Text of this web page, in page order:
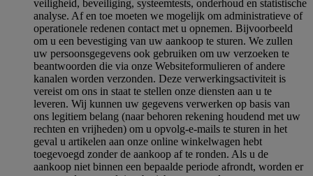
veiligheid, beveiliging, systeemtests, onderhoud en statistische
analyse. Af en toe moeten we mogelijk om administratieve of
operationele redenen contact met u opnemen. Bijvoorbeeld
om u een bevestiging van uw aankoop te sturen. We zullen
uw persoonsgegevens ook gebruiken om uw verzoeken te
beantwoorden die via onze Websiteformulieren of andere
kanalen worden verzonden. Deze verwerkingsactiviteit is
vereist om ons in staat te stellen onze diensten aan u te
leveren. Wij kunnen uw gegevens verwerken op basis van
ons legitiem belang (naar behoren rekening houdend met uw
rechten en vrijheden) om u opvolg-e-mails te sturen in het
geval u artikelen aan onze online winkelwagen hebt
toegevoegd zonder de aankoop af te ronden. Als u de
aankoop niet binnen een bepaalde periode afrondt, worden er